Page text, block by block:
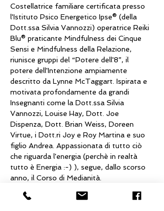
Costellatrice familiare certificata presso
l'Istituto Psico Energetico Ipse® (della
Dott.ssa Silvia Vannozzi) operatrice Reiki
Blu® praticante Mindfulness dei Cinque
Sensi e Mindfulness della Relazione,
riunisce gruppi del “Potere dell'8”, il
potere dell'Intenzione ampiamente
descritto da Lynne McTaggart. Ispirata e
motivata profondamente da grandi
Insegnanti come la Dott.ssa Silvia
Vannozzi, Louise Hay, Dott. Joe
Dispenza, Dott. Brian Weiss, Doreen
Virtue, i Dott.ri Joy e Roy Martina e suo
figlio Andrea. Appassionata di tutto ciò
che riguarda l'energia (perchè in realtà
tutto è Energia :-) ), segue, dallo scorso
anno, il Corso di Medianità.
Ma cos'è il Potere dell'8 di Lynne